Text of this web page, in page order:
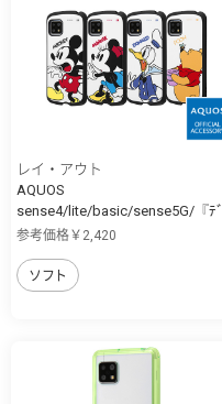
レイ・アウト
AQUOS
sense4/lite/basic/sense5G/『ﾃﾞ
ｨ...
参考価格￥2,420
ソフト